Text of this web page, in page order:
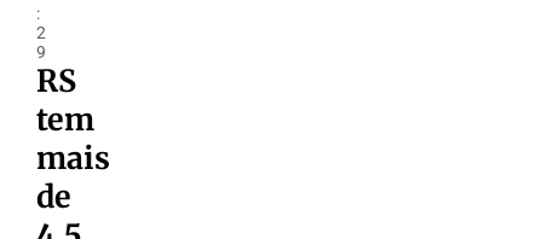
:
2
9
RS
tem
mais
de